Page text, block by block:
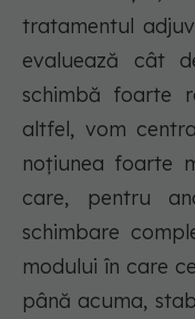
tratamentul
evaluează cât
schimbă foarte
altfel, vom
noțiunea foarte
care, pentru
schimbare
modului în care
până acuma,